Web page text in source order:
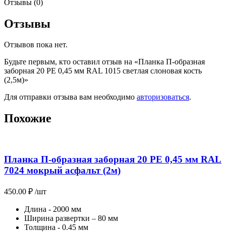
Отзывы (0)
Отзывы
Отзывов пока нет.
Будьте первым, кто оставил отзыв на «Планка П-образная
заборная 20 PE 0,45 мм RAL 1015 светлая слоновая кость
(2,5м)»
Для отправки отзыва вам необходимо авторизоваться.
Похожие
Планка П-образная заборная 20 PE 0,45 мм RAL
7024 мокрый асфальт (2м)
450.00 ₽ /шт
Длина - 2000 мм
Ширина развертки – 80 мм
Толщина - 0.45 мм